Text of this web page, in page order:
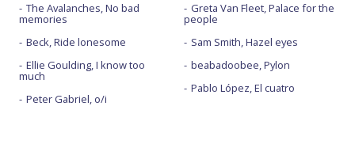
The Avalanches, No bad
memories
Beck, Ride lonesome
Ellie Goulding, I know too
much
Peter Gabriel, o/i
Greta Van Fleet, Palace for the
people
Sam Smith, Hazel eyes
beabadoobee, Pylon
Pablo López, El cuatro